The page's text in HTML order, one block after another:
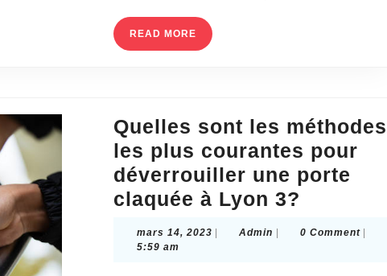
sont
les
être
indemnisé
en
cas
de
préjudice
READ MORE READ
MORE
Quelles sont les méthodes
les plus courantes pour
déverrouiller une porte
claquée à Lyon 3?
mars 14, 2023 mars
| Admin Admin
| 0 Comment |
5:59 am